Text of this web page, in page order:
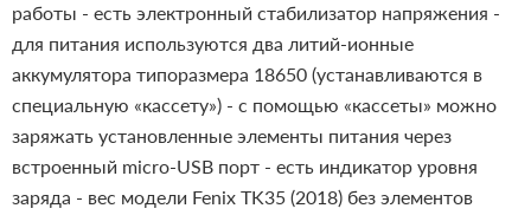
работы - есть электронный стабилизатор напряжения -
для питания используются два литий-ионные
аккумулятора типоразмера 18650 (устанавливаются в
специальную «кассету») - с помощью «кассеты» можно
заряжать установленные элементы питания через
встроенный micro-USB порт - есть индикатор уровня
заряда - вес модели Fenix TK35 (2018) без элементов